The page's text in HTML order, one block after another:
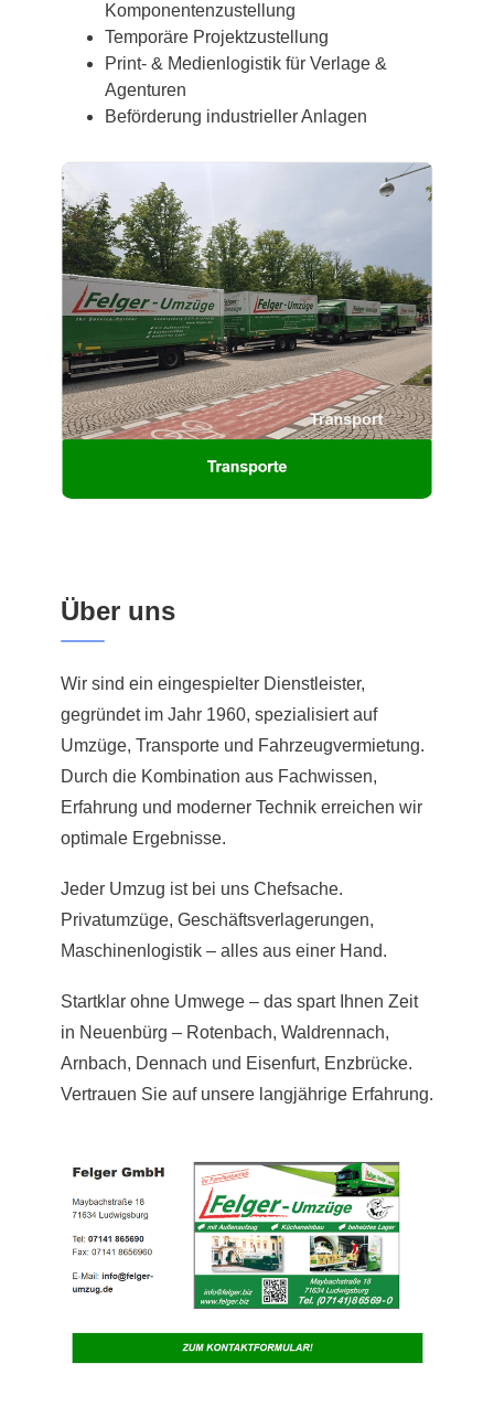
Komponentenzustellung
Temporäre Projektzustellung
Print- & Medienlogistik für Verlage &
Agenturen
Beförderung industrieller Anlagen
Über uns
Wir sind ein eingespielter Dienstleister,
gegründet im Jahr 1960, spezialisiert auf
Umzüge, Transporte und Fahrzeugvermietung.
Durch die Kombination aus Fachwissen,
Erfahrung und moderner Technik erreichen wir
optimale Ergebnisse.
Jeder Umzug ist bei uns Chefsache.
Privatumzüge, Geschäftsverlagerungen,
Maschinenlogistik – alles aus einer Hand.
Startklar ohne Umwege – das spart Ihnen Zeit
in Neuenbürg – Rotenbach, Waldrennach,
Arnbach, Dennach und Eisenfurt, Enzbrücke.
Vertrauen Sie auf unsere langjährige Erfahrung.